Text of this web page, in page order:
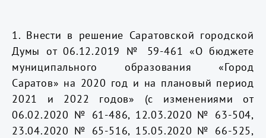
1. Внести в решение Саратовской городской
Думы от 06.12.2019 № 59-461 «О бюджете
муниципального образования «Город
Саратов» на 2020 год и на плановый период
2021 и 2022 годов» (с изменениями от
06.02.2020 № 61-486, 12.03.2020 № 63-504,
23.04.2020 № 65-516, 15.05.2020 № 66-525,